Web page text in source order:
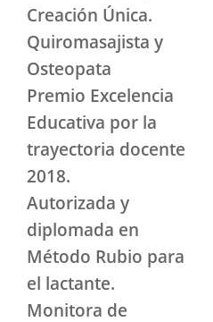
Creación Única.
Quiromasajista y
Osteopata
Premio Excelencia
Educativa por la
trayectoria docente
2018.
Autorizada y
diplomada en
Método Rubio para
el lactante.
Monitora de